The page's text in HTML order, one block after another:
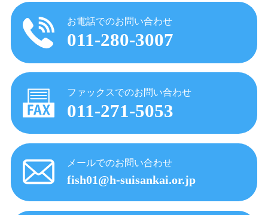
お電話でのお問い合わせ
011-280-3007
ファックスでのお問い合わせ
011-271-5053
メールでのお問い合わせ
fish01@h-suisankai.or.jp